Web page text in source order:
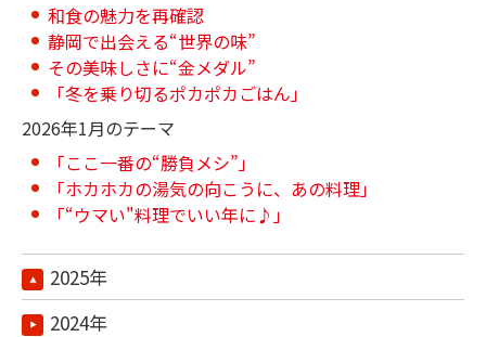
和食の魅力を再確認
静岡で出会える“世界の味”
その美味しさに“金メダル”
「冬を乗り切るポカポカごはん」
2026年1月のテーマ
「ここ一番の“勝負メシ”」
「ホカホカの湯気の向こうに、あの料理」
「“ウマい"料理でいい年に♪」
2025年
2024年